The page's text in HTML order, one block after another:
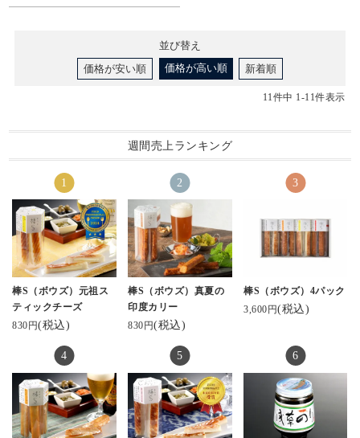
並び替え
価格が安い順
価格が高い順 新着順
11 件中 1 -11件表示
週間売上ランキング
棒S（ボウズ）元祖ス
ティックチーズ
830円(税込)
棒S（ボウズ）真夏の
印度カリー
830円(税込)
棒S（ボウズ）4パック
3,600円(税込)